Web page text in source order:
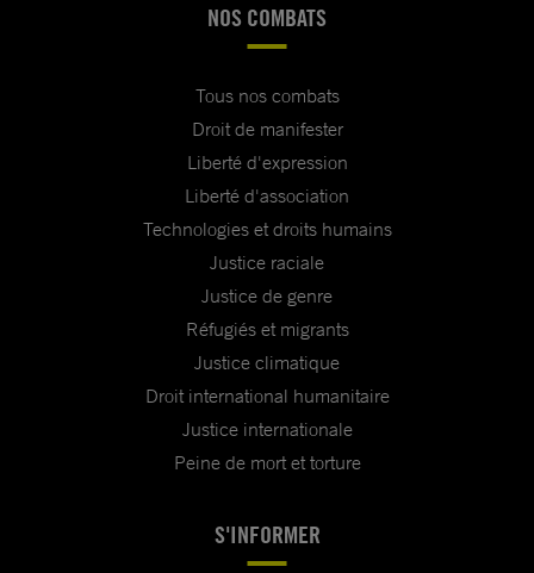
NOS COMBATS
Tous nos combats
Droit de manifester
Liberté d'expression
Liberté d'association
Technologies et droits humains
Justice raciale
Justice de genre
Réfugiés et migrants
Justice climatique
Droit international humanitaire
Justice internationale
Peine de mort et torture
S'INFORMER